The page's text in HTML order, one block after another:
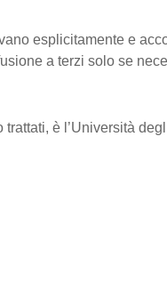
esplicitamente e
a terzi solo se
trattati, è l’Università